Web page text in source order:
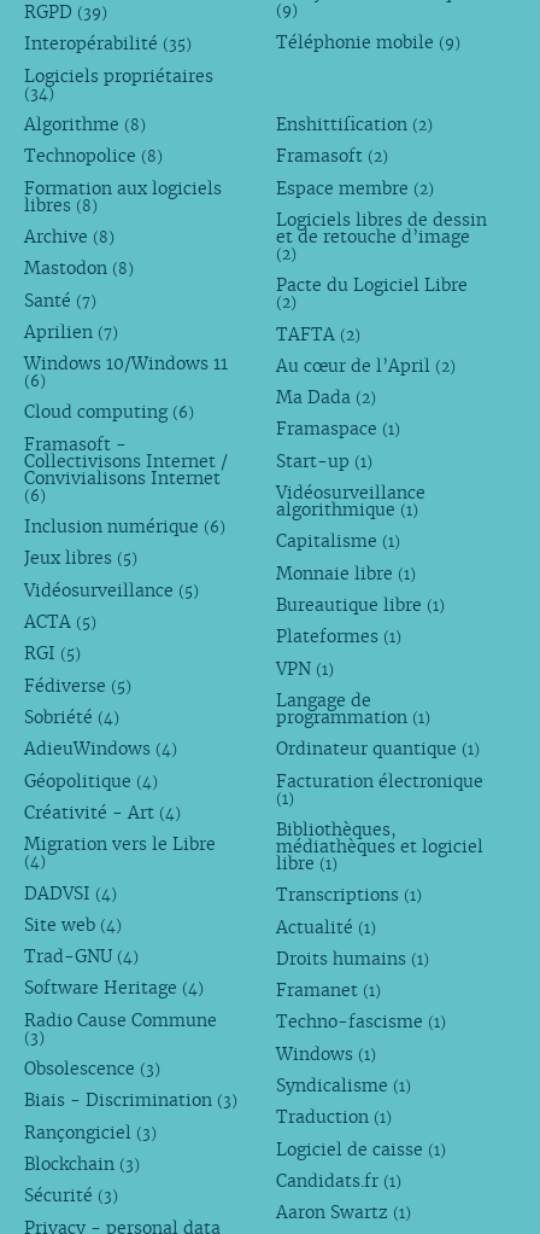
RGPD (39)
Interopérabilité (35)
Logiciels propriétaires
(34)
(9)
Téléphonie mobile (9)
Algorithme (8)
Technopolice (8)
Formation aux logiciels
libres (8)
Archive (8)
Mastodon (8)
Santé (7)
Aprilien (7)
Windows 10/Windows 11
(6)
Cloud computing (6)
Framasoft -
Collectivisons Internet /
Convivialisons Internet
(6)
Inclusion numérique (6)
Jeux libres (5)
Vidéosurveillance (5)
ACTA (5)
RGI (5)
Fédiverse (5)
Sobriété (4)
AdieuWindows (4)
Géopolitique (4)
Créativité - Art (4)
Migration vers le Libre
(4)
DADVSI (4)
Site web (4)
Trad-GNU (4)
Software Heritage (4)
Radio Cause Commune
(3)
Obsolescence (3)
Biais - Discrimination (3)
Rançongiciel (3)
Blockchain (3)
Sécurité (3)
Privacy - personal data
Enshittification (2)
Framasoft (2)
Espace membre (2)
Logiciels libres de dessin
et de retouche d’image
(2)
Pacte du Logiciel Libre
(2)
TAFTA (2)
Au cœur de l’April (2)
Ma Dada (2)
Framaspace (1)
Start-up (1)
Vidéosurveillance
algorithmique (1)
Capitalisme (1)
Monnaie libre (1)
Bureautique libre (1)
Plateformes (1)
VPN (1)
Langage de
programmation (1)
Ordinateur quantique (1)
Facturation électronique
(1)
Bibliothèques,
médiathèques et logiciel
libre (1)
Transcriptions (1)
Actualité (1)
Droits humains (1)
Framanet (1)
Techno-fascisme (1)
Windows (1)
Syndicalisme (1)
Traduction (1)
Logiciel de caisse (1)
Candidats.fr (1)
Aaron Swartz (1)